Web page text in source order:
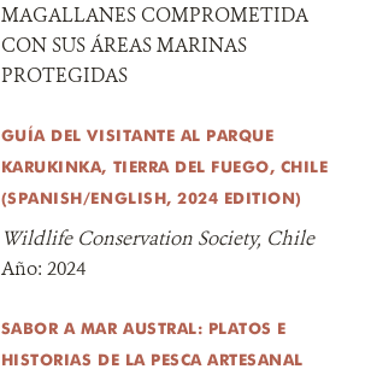
MAGALLANES COMPROMETIDA
CON SUS ÁREAS MARINAS
PROTEGIDAS
GUÍA DEL VISITANTE AL PARQUE
KARUKINKA, TIERRA DEL FUEGO, CHILE
(SPANISH/ENGLISH, 2024 EDITION)
Wildlife Conservation Society, Chile
Año: 2024
SABOR A MAR AUSTRAL: PLATOS E
HISTORIAS DE LA PESCA ARTESANAL